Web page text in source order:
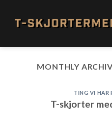
content
MONTHLY
TING VI HAR
T-skjorter